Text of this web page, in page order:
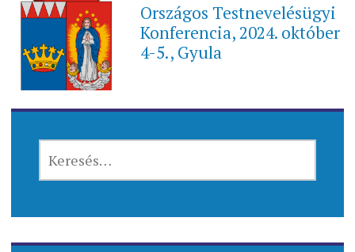
Országos Testnevelésügyi
Konferencia, 2024. október
4-5., Gyula